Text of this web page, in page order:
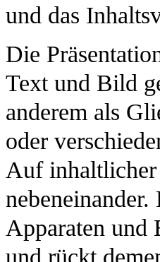
und das
Die
Text und Bild
anderem als
oder
Auf inhaltlicher
Apparaten und
und rückt